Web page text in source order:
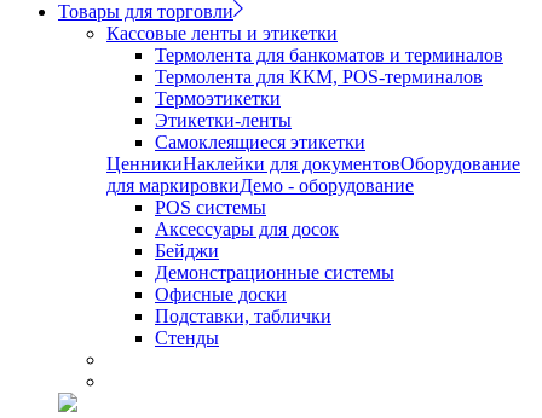
Товары для торговли
Кассовые ленты и этикетки
Термолента для банкоматов и терминалов
Термолента для ККМ, POS-терминалов
Термоэтикетки
Этикетки-ленты
Самоклеящиеся этикетки
ЦенникиНаклейки для документовОборудование
для маркировкиДемо - оборудование
POS системы
Аксессуары для досок
Бейджи
Демонстрационные системы
Офисные доски
Подставки, таблички
Стенды